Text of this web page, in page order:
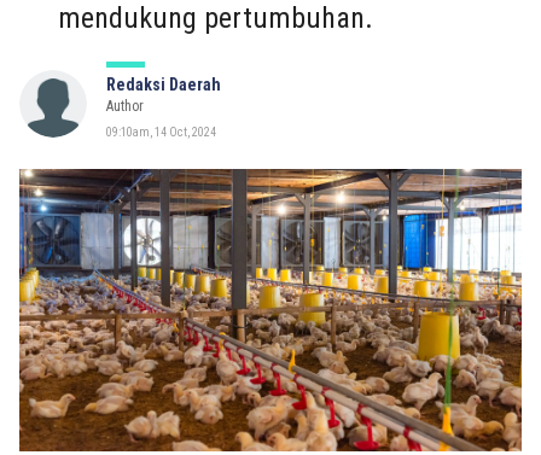
mendukung pertumbuhan.
Redaksi Daerah
Author
09:10am, 14 Oct, 2024